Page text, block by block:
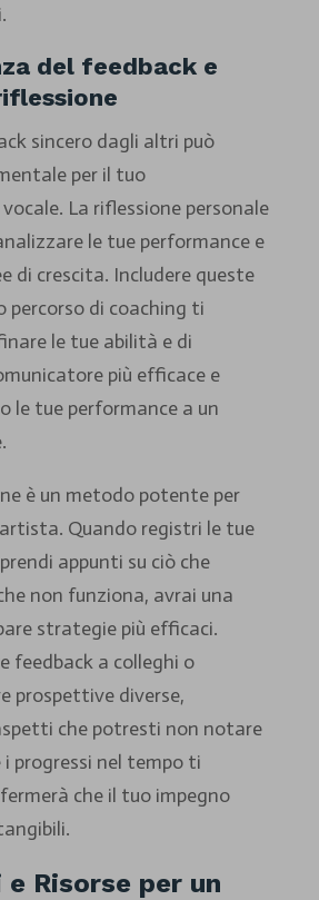
del feedback e
sincero dagli altri può
per il tuo
La riflessione personale
le tue performance e
di crescita. Includere queste
percorso di coaching ti
le tue abilità e di
più efficace e
le tue performance a un
è un metodo potente per
Quando registri le tue
appunti su ciò che
non funziona, avrai una
strategie più efficaci.
feedback a colleghi o
prospettive diverse,
che potresti non notare
i progressi nel tempo ti
che il tuo impegno
Risorse per un